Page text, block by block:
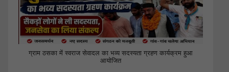
ग्राम ठसका में स्वराज सेवादल का भव्य सदस्यता ग्रहण कार्यक्रम हुआ
आयोजित